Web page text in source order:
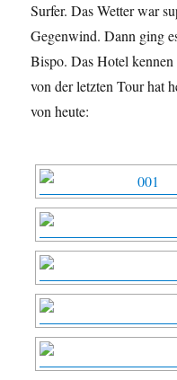
Surfer. Das Wetter war
Gegenwind. Dann ging
Bispo. Das Hotel
von der letzten Tour hat
von heute: